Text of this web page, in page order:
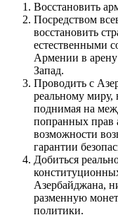
Восстановить
Посредством
восстановить
естественными
Армении в
Запад.
Проводить с
реальному миру,
поднимая на
попранных прав
возможности
гарантии
Добиться
Азербайджана,
разменную
политики.